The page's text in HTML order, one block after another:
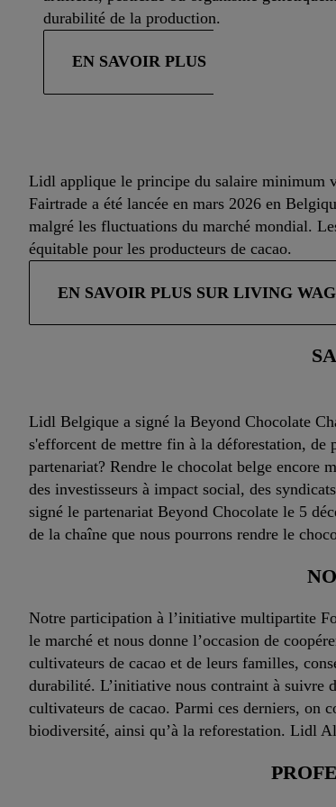
durabilité de la production.
EN SAVOIR PLUS
Lidl applique le principe du salaire minimum
Fairtrade a été lancée en mars 2026 en
malgré les fluctuations du marché mondial.
équitable pour les producteurs de cacao.
EN SAVOIR PLUS SUR LIVING
Lidl Belgique a signé la Beyond Chocolate
s'efforcent de mettre fin à la déforestation,
partenariat? Rendre le chocolat belge encore
des investisseurs à impact social, des
signé le partenariat Beyond Chocolate le 5
de la chaîne que nous pourrons rendre le
Notre participation à l’initiative multipartite
le marché et nous donne l’occasion de
cultivateurs de cacao et de leurs familles,
durabilité. L’initiative nous contraint à suivre
cultivateurs de cacao. Parmi ces derniers, on
biodiversité, ainsi qu’à la reforestation. Lidl